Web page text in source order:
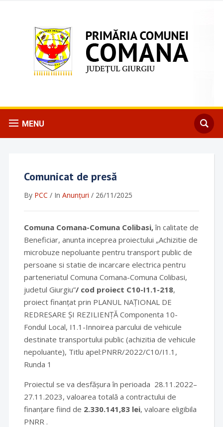
MENU
Comunicat de presă
By PCC / In Anunțuri / 26/11/2025
Comuna Comana-Comuna Colibasi,în calitate de
Beneficiar, anunta inceprea proiectului „Achizitie de
microbuze nepoluante pentru transport public de
persoane si statie de incarcare electrica pentru
parteneriatul Comuna Comana-Comuna Colibasi,
judetul Giurgiu”/ cod proiect C10-I1.1-218,
proiect finanțat prin PLANUL NAȚIONAL DE
REDRESARE ȘI REZILIENȚĂ Componenta 10-
Fondul Local, I1.1-Innoirea parcului de vehicule
destinate transportului public (achizitia de vehicule
nepoluante), Titlu apel:PNRR/2022/C10/I1.1,
Runda 1
Proiectul se va desfășura în perioada 28.11.2022–
27.11.2023, valoarea totală a contractului de
finanțare fiind de 2.330.141,83 lei, valoare eligibila
PNRR .